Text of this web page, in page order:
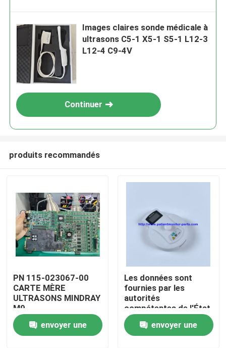
À la maison
Produits
Images claires sonde médicale à
ultrasons C5-1 X5-1 S5-1 L12-3
L12-4 C9-4V
Continuer
produits recommandés
PN 115-023067-00
CARTE MÈRE
ULTRASONS MINDRAY
M9
envoyer une
Les données sont
fournies par les
autorités
compétentes de l'État
membre dans lequel
elles se
trouvent.01.210820
envoyer une